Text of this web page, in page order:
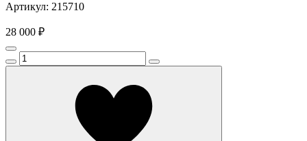
Артикул: 215710
28 000 ₽